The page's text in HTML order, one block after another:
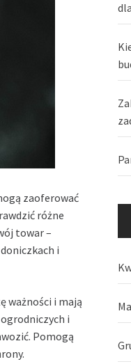
zaoferować
różne
towar –
i
ważności i mają
i
Pomogą